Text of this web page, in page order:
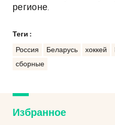
регионе.
Теги :
Россия Беларусь хоккей
сборные
Избранное